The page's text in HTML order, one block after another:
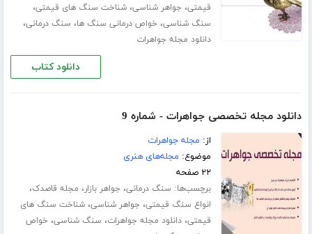
قیمتی، جواهر شناسی،شناخت سنگ های قیمتی،
سنگ شناسی، خواص درمانی سنگ ها، سنگ درمانی،
دانلود مجله جواهرات
دانلود کتاب
دانلود مجله تخصصی جواهرات - شماره 9
از: مجله جواهرات
موضوع: مجله‌های هنری
۲۲ صفحه
برچسب‌ها: سنگ درمانی، جواهر بازار، مجله قاصدک،
انواع سنگ قیمتی، جواهر شناسی،شناخت سنگ های
قیمتی،دانلود مجله جواهرات، سنگ شناسی، خواص